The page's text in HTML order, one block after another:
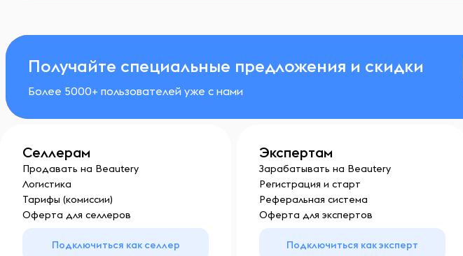
Получайте специальные предложения и скидки
Более 5000+ пользователей уже с нами
Селлерам
Продавать на Beautery
Логистика
Тарифы (комиссии)
Оферта для селлеров
Подключиться как селлер
Экспертам
Зарабатывать на Beautery
Регистрация и старт
Реферальная система
Оферта для экспертов
Подключиться как эксперт